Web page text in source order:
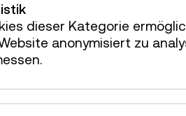
und geschulte
Erziehungsberechtigte
Kind
dieser Kategorie
anonymisiert zu